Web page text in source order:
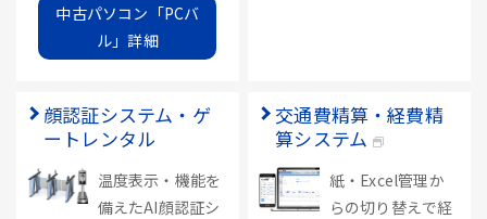
中古パソコン「PCバ
ル」詳細
顔認証システム・ゲ
ートレンタル
温度表示・機能を
備えたAI顔認証シ
交通費精算・経費精
算システム
紙・Excel管理か
らの切り替えで経